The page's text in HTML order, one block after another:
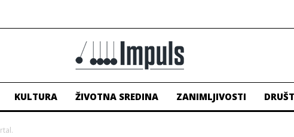
KULTURA ŽIVOTNA SREDINA ZANIMLJIVOSTI